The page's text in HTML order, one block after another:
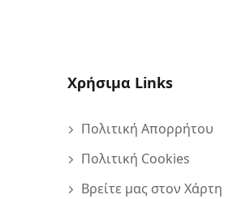
Χρήσιμα Links
Πολιτική Απορρήτου
Πολιτική Cookies
Βρείτε μας στον Χάρτη